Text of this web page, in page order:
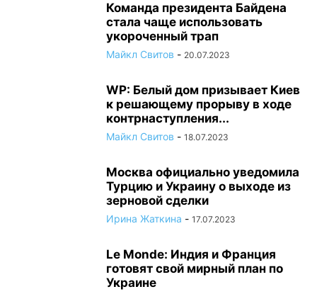
Команда президента Байдена
стала чаще использовать
укороченный трап
Майкл Свитов - 20.07.2023
WP: Белый дом призывает Киев
к решающему прорыву в ходе
контрнаступления...
Майкл Свитов - 18.07.2023
Москва официально уведомила
Турцию и Украину о выходе из
зерновой сделки
Ирина Жаткина - 17.07.2023
Le Monde: Индия и Франция
готовят свой мирный план по
Украине